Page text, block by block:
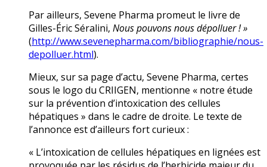
Par ailleurs, Sevene Pharma promeut le livre de
Gilles-Éric Séralini, Nous pouvons nous dépolluer ! »
(http://www.sevenepharma.com/bibliographie/nous-
depolluer.html).
Mieux, sur sa page d’actu, Sevene Pharma, certes
sous le logo du CRIIGEN, mentionne « notre étude
sur la prévention d’intoxication des cellules
hépatiques » dans le cadre de droite. Le texte de
l’annonce est d’ailleurs fort curieux :
« L’intoxication de cellules hépatiques en lignées est